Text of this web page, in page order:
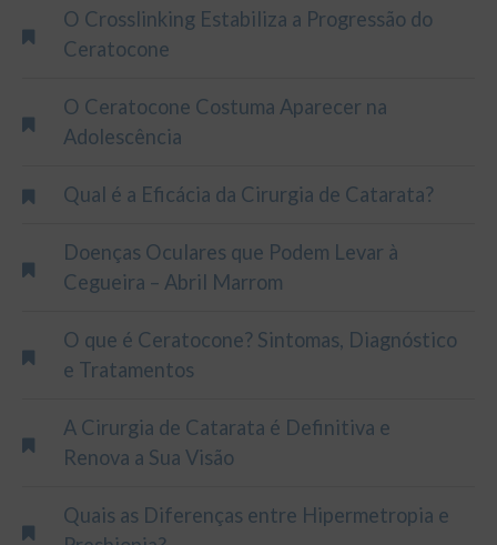
O Crosslinking Estabiliza a Progressão do
Ceratocone
O Ceratocone Costuma Aparecer na
Adolescência
Qual é a Eficácia da Cirurgia de Catarata?
Doenças Oculares que Podem Levar à
Cegueira – Abril Marrom
O que é Ceratocone? Sintomas, Diagnóstico
e Tratamentos
A Cirurgia de Catarata é Definitiva e
Renova a Sua Visão
Quais as Diferenças entre Hipermetropia e